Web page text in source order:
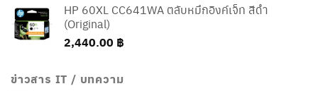
HP 60XL CC641WA ตลับหมึกอิงค์เจ็ท สีดำ
(Original)
2,440.00 ฿
ข่าวสาร IT / บทความ